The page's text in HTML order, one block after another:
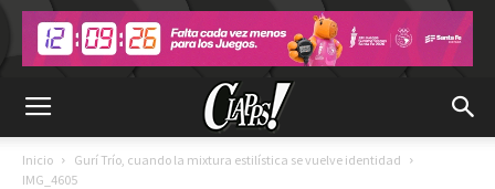
Inicio
Gurí Trío, cuando la mixtura estilística se vuelve identidad
IMG_4605